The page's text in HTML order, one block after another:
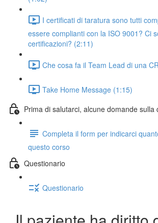
I certificati di taratura sono tutti
essere complianti con la ISO 9001? Ci
certificazioni? (2:11)
Che cosa fa il Team Lead di una
Take Home Message (1:15)
Prima di salutarci, alcune domande sulla
Completa il form per indicarci
questo corso
Questionario
Questionario